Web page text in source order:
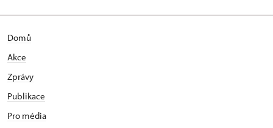
Domů
Akce
Zprávy
Publikace
Pro média